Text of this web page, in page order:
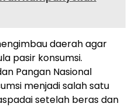
daerah agar
pasir konsumsi.
Pangan Nasional
menjadi salah satu
setelah beras dan